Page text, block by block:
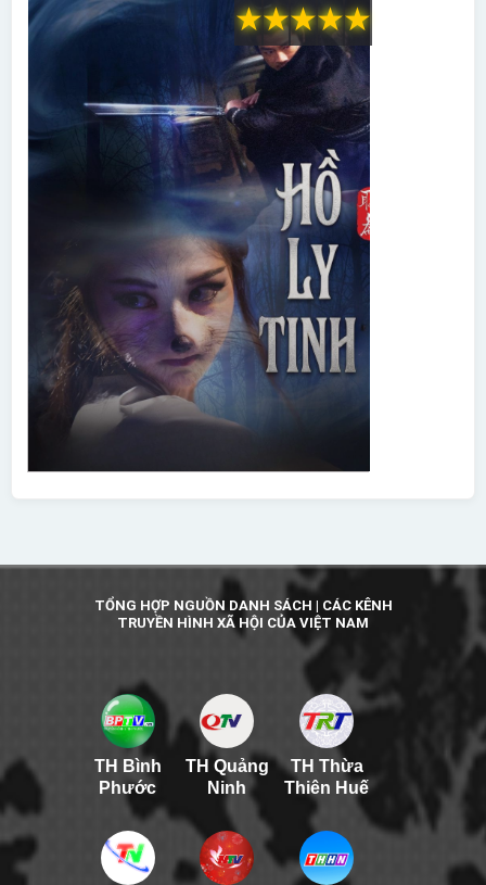
★
★
★
★
★
TỔNG HỢP NGUỒN DANH SÁCH | CÁC KÊNH
TRUYỀN HÌNH XÃ HỘI CỦA VIỆT NAM
TH Bình
Phước
TH Quảng
Ninh
TH Thừa
Thiên Huế